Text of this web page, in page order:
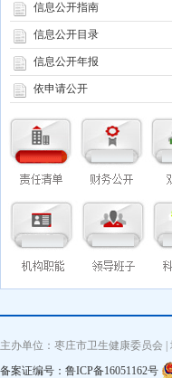
信息公开指南
信息公开目录
信息公开年报
依申请公开
主办单位：枣庄市卫生健康委员会 |
备案证编号：鲁ICP备16051162号